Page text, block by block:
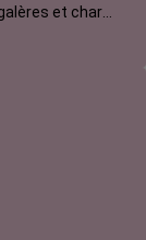
et charge